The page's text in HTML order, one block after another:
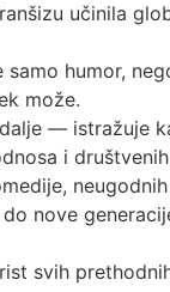
učinila
humor,
može.
— istražuje
i
nove
svih